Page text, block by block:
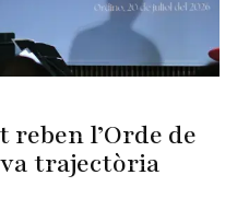
l’Orde de
trajectòria